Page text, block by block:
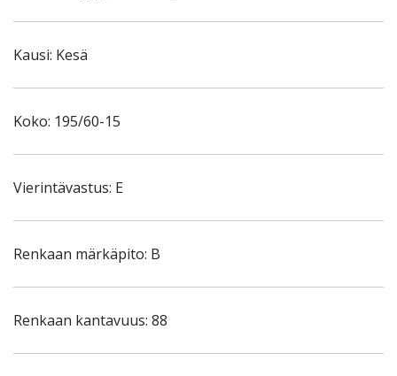
Kausi: Kesä
Koko: 195/60-15
Vierintävastus: E
Renkaan märkäpito: B
Renkaan kantavuus: 88